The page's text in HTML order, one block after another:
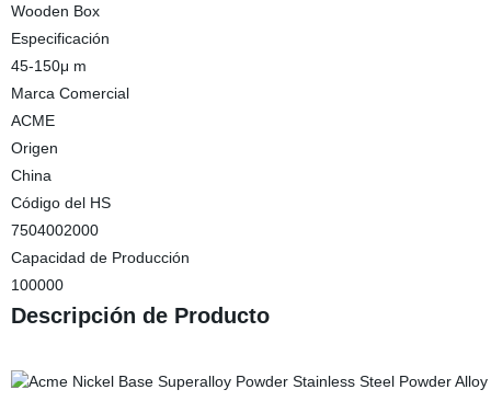
Wooden Box
Especificación
45-150μ m
Marca Comercial
ACME
Origen
China
Código del HS
7504002000
Capacidad de Producción
100000
Descripción de Producto